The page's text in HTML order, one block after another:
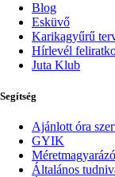
Blog
Esküvő
Karikagyűrű
Hírlevél
Juta Klub
Segítség
Ajánlott óra
GYIK
Méretmagyarázó
Általános